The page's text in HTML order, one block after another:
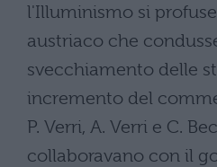
l'Illuminismo si
austriaco che
svecchiamento delle
incremento del
P. Verri, A. Verri e C.
collaboravano con il